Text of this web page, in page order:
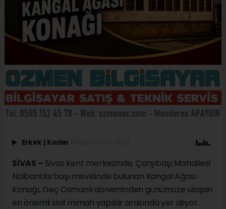
Erkek | Kadın
SİVAS – Sivas kent merkezinde, Çarşıbaşı Mahallesi
Nalbantlarbaşı mevkiinde bulunan Kangal Ağası
Konağı, Geç Osmanlı döneminden günümüze ulaşan
en önemli sivil mimari yapılar arasında yer alıyor.